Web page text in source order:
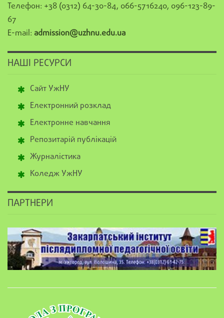
Телефон: +38 (0312) 64-30-84, 066-5716240, 096-123-89-
67
E-mail: admission@uzhnu.edu.ua
НАШІ РЕСУРСИ
Сайт УжНУ
Електронний розклад
Електронне навчання
Репозитарій публікацій
Журналістика
Коледж УжНУ
ПАРТНЕРИ